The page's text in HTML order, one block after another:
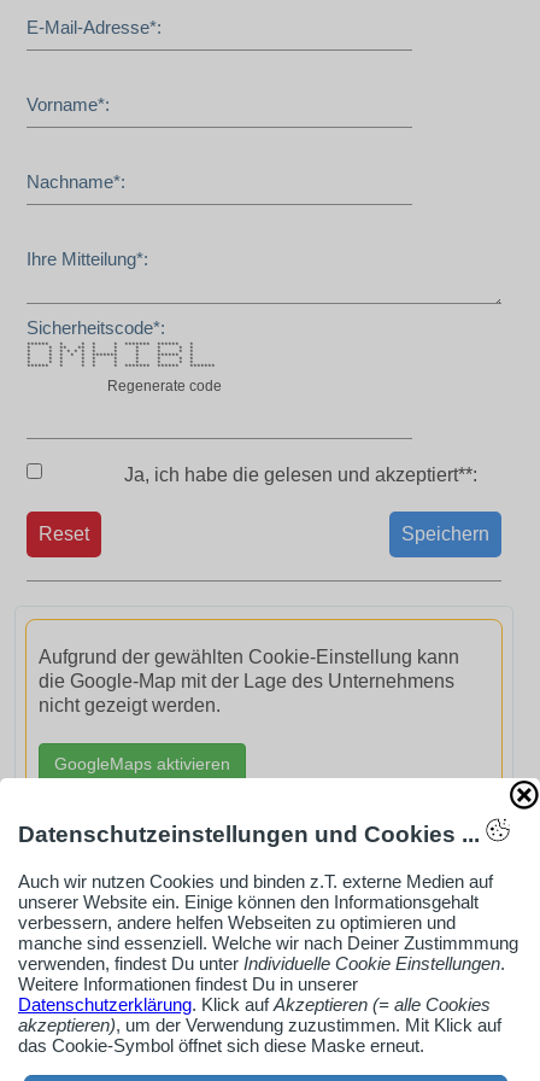
E-Mail-Adresse*:
Vorname*:
Nachname*:
Ihre Mitteilung*:
Sicherheitscode*:
****** * * * * ******* ****** *
* * ** ** * * * * * *
* * * * * * * * * * * *
* * * * * ******* * ****** *
* * * * * * * * * *
* * * * * * * * * *
****** * * * * ******* ****** *******
Regenerate code
Ja, ich habe die gelesen und akzeptiert**:
Speichern
Reset
Aufgrund der gewählten Cookie-Einstellung kann
die Google-Map mit der Lage des Unternehmens
nicht gezeigt werden.
GoogleMaps aktivieren
AdSense smARTe inArticle-Anzeige aktivieren
Ob Solo-Selbsständiger, Handwerksbetrieb oder
Industrieunternehmen
Erstelle jetzt ein gratis Firmenprofil für dein Unternehmen:
Datenschutzeinstellungen und Cookies ...
Auch wir nutzen Cookies und binden z.T. externe Medien auf
unserer Website ein. Einige können den Informationsgehalt
verbessern, andere helfen Webseiten zu optimieren und
manche sind essenziell. Welche wir nach Deiner Zustimmmung
verwenden, findest Du unter Individuelle Cookie Einstellungen.
Weitere Informationen findest Du in unserer
Datenschutzerklärung. Klick aufAkzeptieren (= alle Cookies
akzeptieren), um der Verwendung zuzustimmen. Mit Klick auf
das Cookie-Symbol öffnet sich diese Maske erneut.